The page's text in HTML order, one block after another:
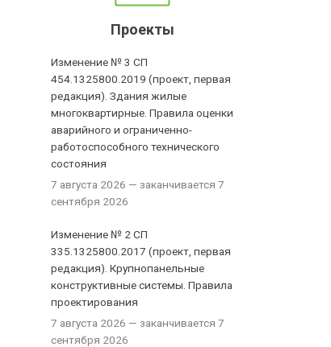
Проекты
Изменение № 3 СП
454.1325800.2019 (проект, первая
редакция). Здания жилые
многоквартирные. Правила оценки
аварийного и ограниченно-
работоспособного технического
состояния
7 августа 2026 — заканчивается 7
сентября 2026
Изменение № 2 СП
335.1325800.2017 (проект, первая
редакция). Крупнопанельные
конструктивные системы. Правила
проектирования
7 августа 2026 — заканчивается 7
сентября 2026